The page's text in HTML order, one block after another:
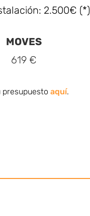
2.500€ (*)
MOVES
619 €
aquí.